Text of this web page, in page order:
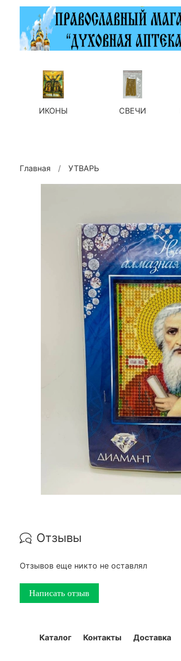
ИКОНЫ СВЕЧИ
Главная УТВАРЬ
Отзывы
Отзывов еще никто не оставлял
Написать отзыв
Каталог Контакты Доставка